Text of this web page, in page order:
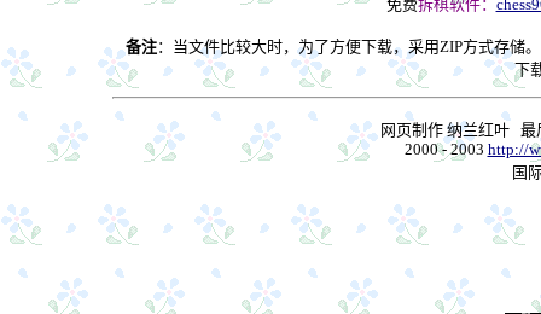
免费拆棋软件：
备注：当文件比较大时，为了方便下载，采用ZIP方式存储
下
网页制作 纳兰红叶
2000 - 2003 http://
国